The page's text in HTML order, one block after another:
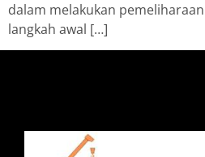
dalam melakukan
langkah awal […]